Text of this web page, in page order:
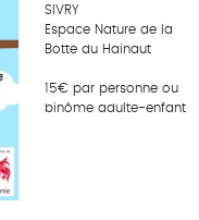
SIVRY
Espace Nature de la
Botte du Hainaut
15€ par personne ou
binôme adulte-enfant